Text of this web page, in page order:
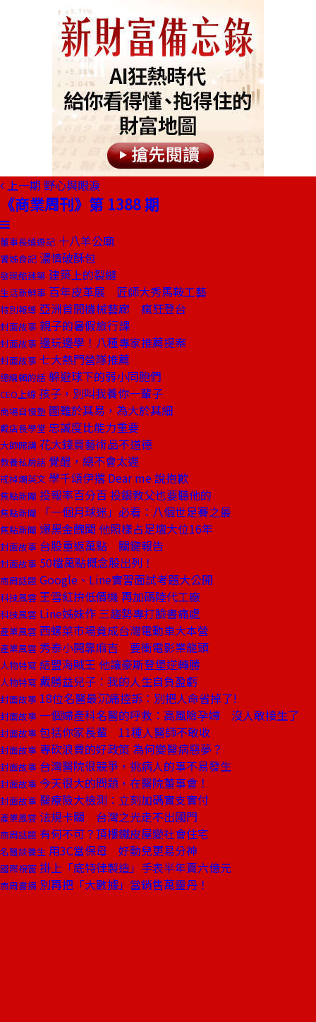
上一期 野心與眼淚
《商業周刊》第 1388 期
董事長嬉遊記 十八羊公廟
饕姊食記 濃情破酥包
發現酷建築 建築上的裂縫
生活新鮮事 百年皮革展 匠師大秀馬鞍工藝
特別報導 亞洲首間機械藝廊 瘋狂登台
封面故事 親子的暑假旅行課
封面故事 邊玩邊學！八種專家推薦提案
封面故事 七大熱門營隊推薦
總編輯的話 躲避球下的弱小同胞們
CEO上線 孩子，別叫我養你一輩子
商場自慢塾 圖難於其易，為大於其細
戴店長學堂 忠誠度比能力重要
大師開講 花大錢買藝術品不道德
教養私房話 覺醒，總不會太遲
戒掉爛英文 學千頌伊撂 Dear me 說抱歉
焦點新聞 投報率百分百 投銀教父也要聽他的
焦點新聞 「一個月球迷」必看：八個世足賽之最
焦點新聞 爆黑金醜聞 他照樣占足壇大位16年
封面故事 台股重返萬點 關鍵報告
封面故事 50檔萬點概念股出列！
商周話題 Google、Line實習面試考題大公開
科技風雲 王雪紅拚低價機 再加碼陸代工廠
科技風雲 Line姊妹作 三趨勢專打臉書痛處
產業風雲 西螺菜市場竟成台灣電動車大本營
產業風雲 秀泰小開靠麻吉 要衝電影業龍頭
人物特寫 結盟海賊王 他讓豪斯登堡逆轉勝
人物特寫 戴勝益兒子：我的人生自負盈虧
封面故事 18位名醫最沉痛控訴：別把人命省掉了!
封面故事 一個婦產科名醫的呼救：高風險孕婦 沒人敢接生了
封面故事 包括你家長輩 11種人醫師不敢收
封面故事 專砍浪費的好政策 為何變醫病惡夢？
封面故事 台灣醫院很競爭，挑病人的事不易發生
封面故事 今天很大的問題，在醫院董事會！
封面故事 醫療險大檢測：立刻加碼實支實付
產業風雲 法規卡關 台灣之光走不出國門
商周話題 有何不可？頂樓鐵皮屋變社會住宅
名醫談養生 用3C當保母 好動兒更易分神
國際視窗 掛上「底特律製造」手表半年賣六億元
商周書摘 別再把「大數據」當銷售萬靈丹！